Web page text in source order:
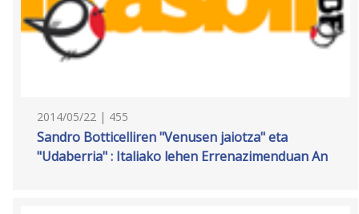
2014/05/22 | 455
Sandro Botticelliren "Venusen jaiotza" eta
"Udaberria" : Italiako lehen Errenazimenduan An